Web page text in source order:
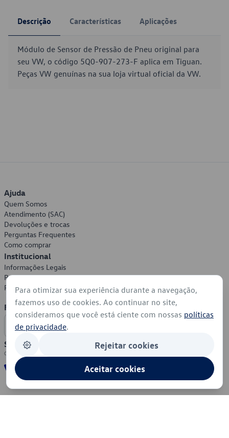
Descrição Características Aplicações
Módulo de Sensor de Pressão de Pneu original para
seu VW, o código 5Q0-907-273-F aplica em Tiguan.
Peças VW genuínas na sua loja virtual oficial da VW.
Ajuda
Quem Somos
Atendimento (SAC)
Devoluções e trocas
Perguntas Frequentes
Como comprar
Institucional
Informações Legais
Política de Privacidade
Política de Cookies
Formas de Pagamento
Segurança
Para otimizar sua experiência durante a navegação,
fazemos uso de cookies. Ao continuar no site,
consideramos que você está ciente com nossas políticas
de privacidade.
Rejeitar cookies
Aceitar cookies